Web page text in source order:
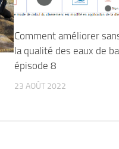
Comment améliorer
la qualité des eaux de
épisode 8
23 AOÛT 2022